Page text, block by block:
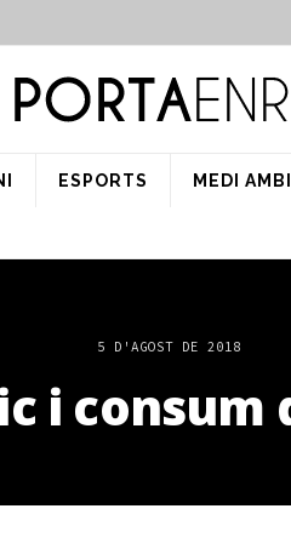
ESPORTS MEDI
5 D'AGOST DE 2018
i consum